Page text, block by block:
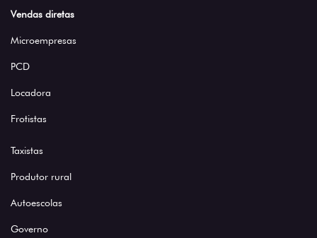
Vendas diretas
Microempresas
PCD
Locadora
Frotistas
Taxistas
Produtor rural
Autoescolas
Governo